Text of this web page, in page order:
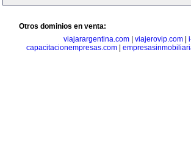
Otros dominios en venta:
viajarargentina.com| viajerovip.com|
capacitacionempresas.com|